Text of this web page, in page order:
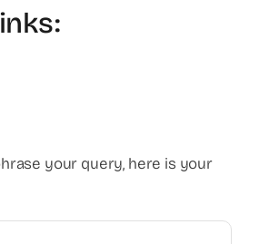
your query, here is your